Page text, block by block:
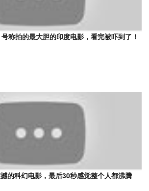
号称拍的最大胆的印度电影，看完被吓到了！
的科幻电影，最后30秒感觉整个人都沸腾